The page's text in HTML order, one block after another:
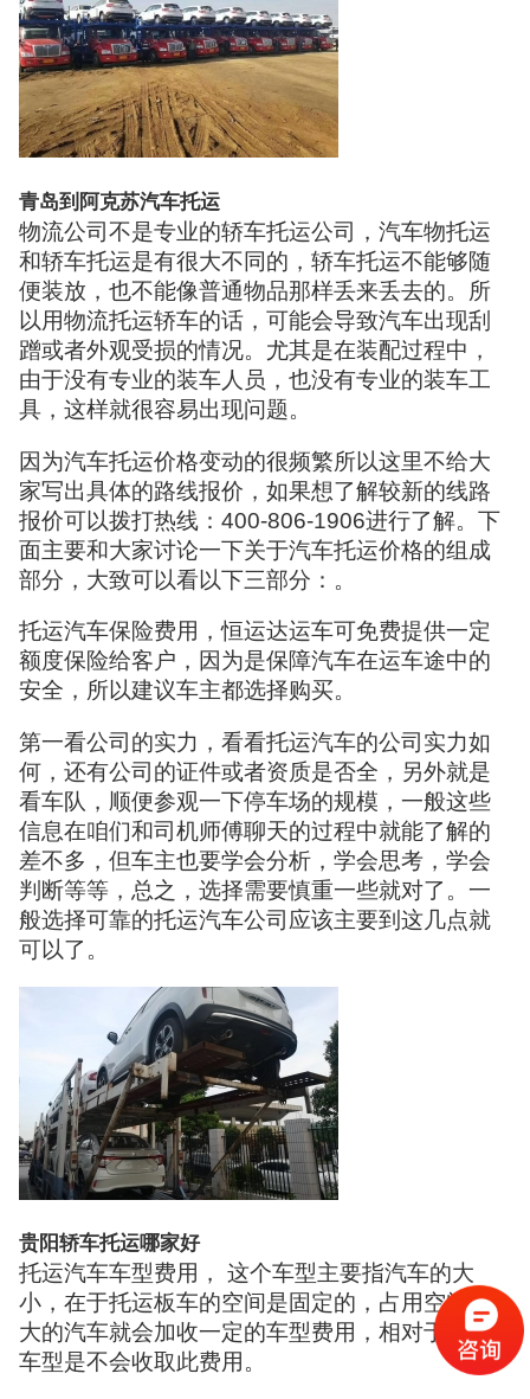
青岛到阿克苏汽车托运
物流公司不是专业的轿车托运公司，汽车物托运
和轿车托运是有很大不同的，轿车托运不能够随
便装放，也不能像普通物品那样丢来丢去的。所
以用物流托运轿车的话，可能会导致汽车出现刮
蹭或者外观受损的情况。尤其是在装配过程中，
由于没有专业的装车人员，也没有专业的装车工
具，这样就很容易出现问题。
因为汽车托运价格变动的很频繁所以这里不给大
家写出具体的路线报价，如果想了解较新的线路
报价可以拨打热线：400-806-1906进行了解。下
面主要和大家讨论一下关于汽车托运价格的组成
部分，大致可以看以下三部分：。
托运汽车保险费用，恒运达运车可免费提供一定
额度保险给客户，因为是保障汽车在运车途中的
安全，所以建议车主都选择购买。
第一看公司的实力，看看托运汽车的公司实力如
何，还有公司的证件或者资质是否全，另外就是
看车队，顺便参观一下停车场的规模，一般这些
信息在咱们和司机师傅聊天的过程中就能了解的
差不多，但车主也要学会分析，学会思考，学会
判断等等，总之，选择需要慎重一些就对了。一
般选择可靠的托运汽车公司应该主要到这几点就
可以了。
贵阳轿车托运哪家好
托运汽车车型费用， 这个车型主要指汽车的大
小，在于托运板车的空间是固定的，占用空间越
大的汽车就会加收一定的车型费用，相对于普通
车型是不会收取此费用。